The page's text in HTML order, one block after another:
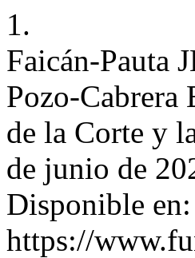
1.
Faicán-Pauta
Pozo-Cabrera
de la Corte y
de junio de
Disponible en:
https://